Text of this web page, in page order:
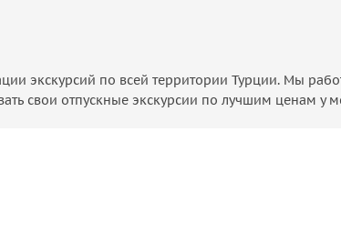
экскурсий по всей территории Турции. Мы
свои отпускные экскурсии по лучшим ценам у